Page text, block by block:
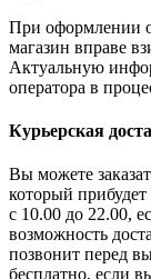
При оформлении
магазин вправе
Актуальную
оператора в
Курьерская
Вы можете
который
с 10.00 до 22.00,
возможность
позвонит перед
бесплатно, если